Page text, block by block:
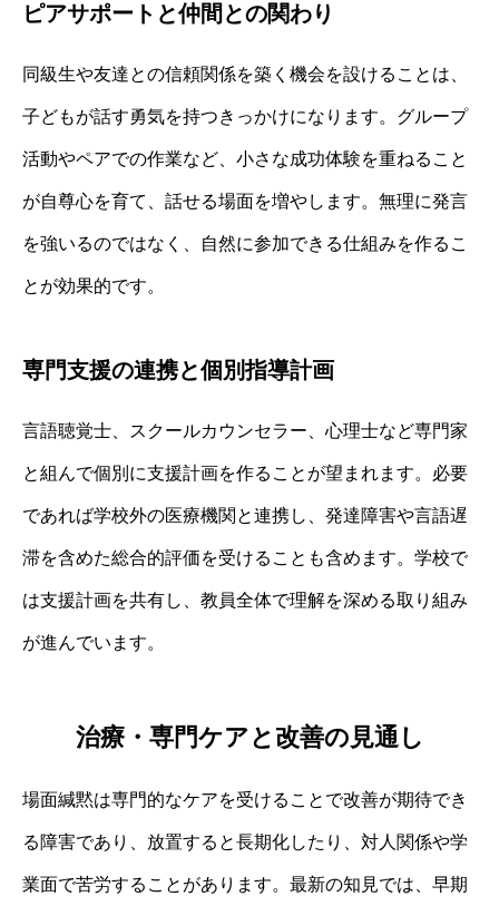
ピアサポートと仲間との関わり
同級生や友達との信頼関係を築く機会を設けることは、
子どもが話す勇気を持つきっかけになります。グループ
活動やペアでの作業など、小さな成功体験を重ねること
が自尊心を育て、話せる場面を増やします。無理に発言
を強いるのではなく、自然に参加できる仕組みを作るこ
とが効果的です。
専門支援の連携と個別指導計画
言語聴覚士、スクールカウンセラー、心理士など専門家
と組んで個別に支援計画を作ることが望まれます。必要
であれば学校外の医療機関と連携し、発達障害や言語遅
滞を含めた総合的評価を受けることも含めます。学校で
は支援計画を共有し、教員全体で理解を深める取り組み
が進んでいます。
治療・専門ケアと改善の見通し
場面緘黙は専門的なケアを受けることで改善が期待でき
る障害であり、放置すると長期化したり、対人関係や学
業面で苦労することがあります。最新の知見では、早期